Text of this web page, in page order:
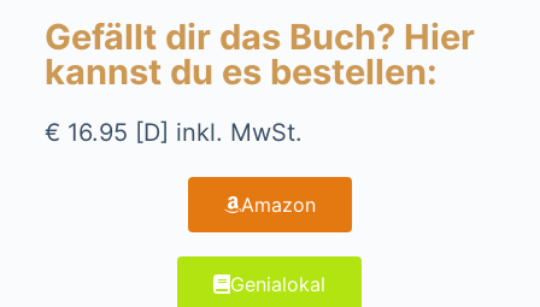
Gefällt dir das Buch? Hier
kannst du es bestellen:
€ 16.95 [D] inkl. MwSt.
Amazon
Genialokal